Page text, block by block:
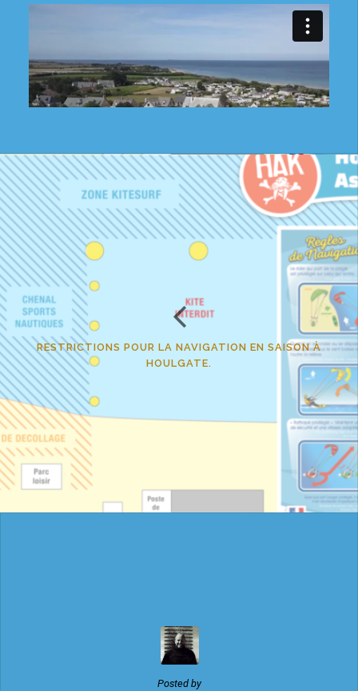
RESTRICTIONS POUR LA NAVIGATION EN SAISON À
HOULGATE.
Posted by